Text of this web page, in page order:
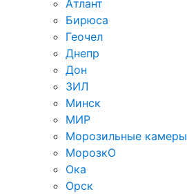
Атлант
Бирюса
Геочел
Днепр
Дон
ЗИЛ
Минск
МИР
Морозильные камеры
МорозкО
Ока
Орск